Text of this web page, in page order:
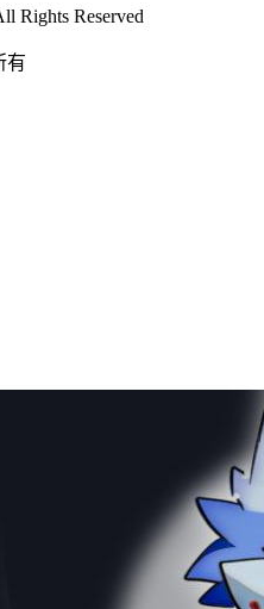
Rights Reserved
有